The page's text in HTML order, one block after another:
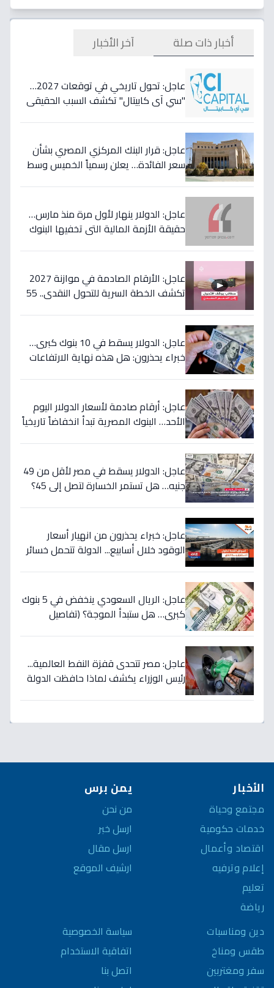
أخبار ذات صلة آخر الأخبار
عاجل: تحول تاريخي في توقعات 2027…
"سي آي كابيتال" تكشف السبب الحقيقي
عاجل: قرار البنك المركزي المصري بشأن
سعر الفائدة… يعلن رسمياً الخميس وسط
عاجل: الدولار ينهار لأول مرة منذ مارس…
حقيقة الأزمة المالية التي تخفيها البنوك
عاجل: الأرقام الصادمة في موازنة 2027
تكشف الخطة السرية للتحول النقدي.. 55
عاجل: الدولار يسقط في 10 بنوك كبرى…
خبراء يحذرون: هل هذه نهاية الارتفاعات
عاجل: أرقام صادمة لأسعار الدولار اليوم
الأحد… البنوك المصرية تبدأ انخفاضاً تاريخياً
عاجل: الدولار يسقط في مصر لأقل من 49
جنيه… هل تستمر الخسارة لتصل إلى 45؟
عاجل: خبراء يحذرون من انهيار أسعار
الوقود خلال أسابيع... الدولة تتحمل خسائر
عاجل: الريال السعودي ينخفض في 5 بنوك
كبرى… هل ستبدأ الموجة؟ (تفاصيل
عاجل: مصر تتحدى قفزة النفط العالمية...
رئيس الوزراء يكشف لماذا حافظت الدولة
الأخبار
مجتمع وحياة
خدمات حكومية
اقتصاد وأعمال
إعلام وترفيه
تعليم
رياضة
دين ومناسبات
طقس ومناخ
سفر ومغتربين
يمن برس
من نحن
ارسل خبر
ارسل مقال
ارشيف الموقع
سياسة الخصوصية
اتفاقية الاستخدام
اتصل بنا